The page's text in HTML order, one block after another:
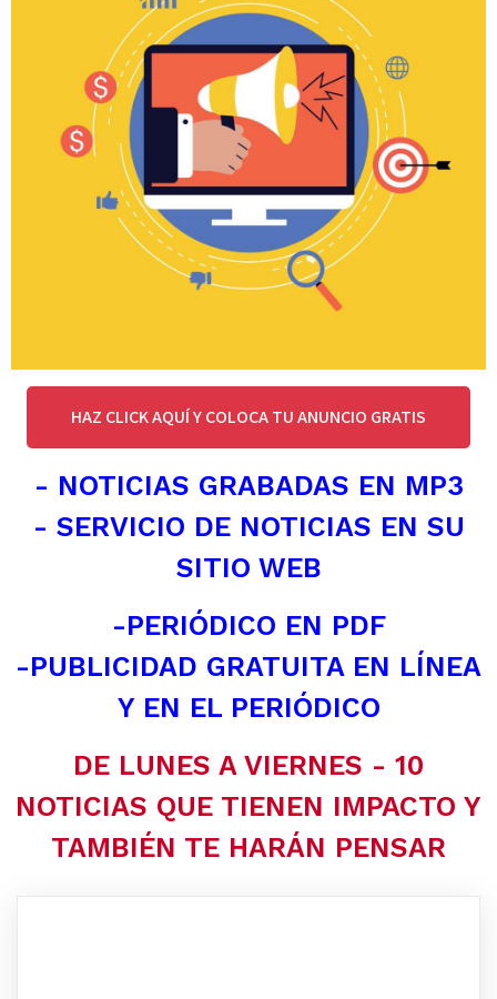
HAZ CLICK AQUÍ Y COLOCA TU ANUNCIO GRATIS
- NOTICIAS GRABADAS EN MP3
- SERVICIO DE NOTICIAS EN SU
SITIO WEB
-PERIÓDICO EN PDF
-PUBLICIDAD GRATUITA EN LÍNEA
Y EN EL PERIÓDICO
DE LUNES A VIERNES - 10
NOTICIAS QUE TIENEN IMPACTO Y
TAMBIÉN TE HARÁN PENSAR